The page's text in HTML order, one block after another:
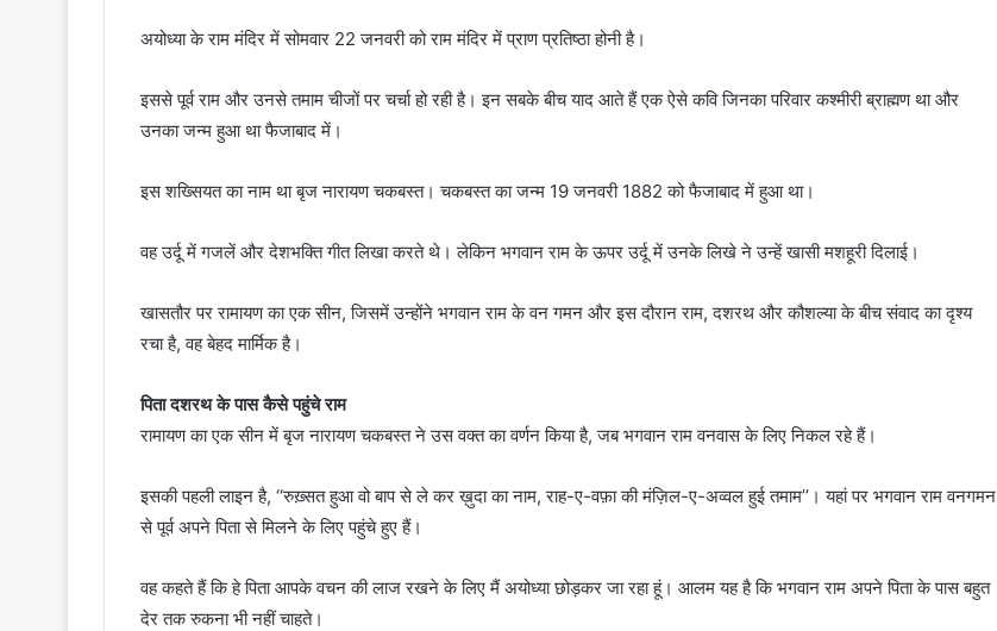
अयोध्या के राम मंदिर में सोमवार 22 जनवरी को राम मंदिर में प्राण प्रतिष्ठा होनी है।
इससे पूर्व राम और उनसे तमाम चीजों पर चर्चा हो रही है। इन सबके बीच याद आते हैं एक ऐसे कवि जिनका परिवार कश्मीरी ब्राह्मण था और
उनका जन्म हुआ था फैजाबाद में।
इस शख्सियत का नाम था बृज नारायण चकबस्त। चकबस्त का जन्म 19 जनवरी 1882 को फैजाबाद में हुआ था।
वह उर्दू में गजलें और देशभक्ति गीत लिखा करते थे। लेकिन भगवान राम के ऊपर उर्दू में उनके लिखे ने उन्हें खासी मशहूरी दिलाई।
खासतौर पर रामायण का एक सीन, जिसमें उन्होंने भगवान राम के वन गमन और इस दौरान राम, दशरथ और कौशल्या के बीच संवाद का दृश्य
रचा है, वह बेहद मार्मिक है।
पिता दशरथ के पास कैसे पहुंचे राम
रामायण का एक सीन में बृज नारायण चकबस्त ने उस वक्त का वर्णन किया है, जब भगवान राम वनवास के लिए निकल रहे हैं।
इसकी पहली लाइन है, ‘‘रुख़्सत हुआ वो बाप से ले कर ख़ुदा का नाम, राह-ए-वफ़ा की मंज़िल-ए-अव्वल हुई तमाम’’। यहां पर भगवान राम वनगमन
से पूर्व अपने पिता से मिलने के लिए पहुंचे हुए हैं।
वह कहते हैं कि हे पिता आपके वचन की लाज रखने के लिए मैं अयोध्या छोड़कर जा रहा हूं। आलम यह है कि भगवान राम अपने पिता के पास बहुत
देर तक रुकना भी नहीं चाहते।